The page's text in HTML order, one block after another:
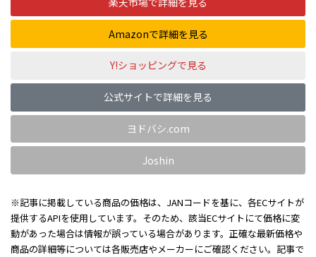
Amazonで詳細を見る
Y!ショッピングで見る
公式サイトで詳細を見る
ヨドバシ.com
Joshin
※記事に掲載している商品の価格は、JANコードを基に、各ECサイトが
提供するAPIを使用しています。そのため、該当ECサイトにて価格に変
動があった場合は情報が誤っている場合があります。正確な最新価格や
商品の詳細等については各販売店やメーカーにご確認ください。記事で